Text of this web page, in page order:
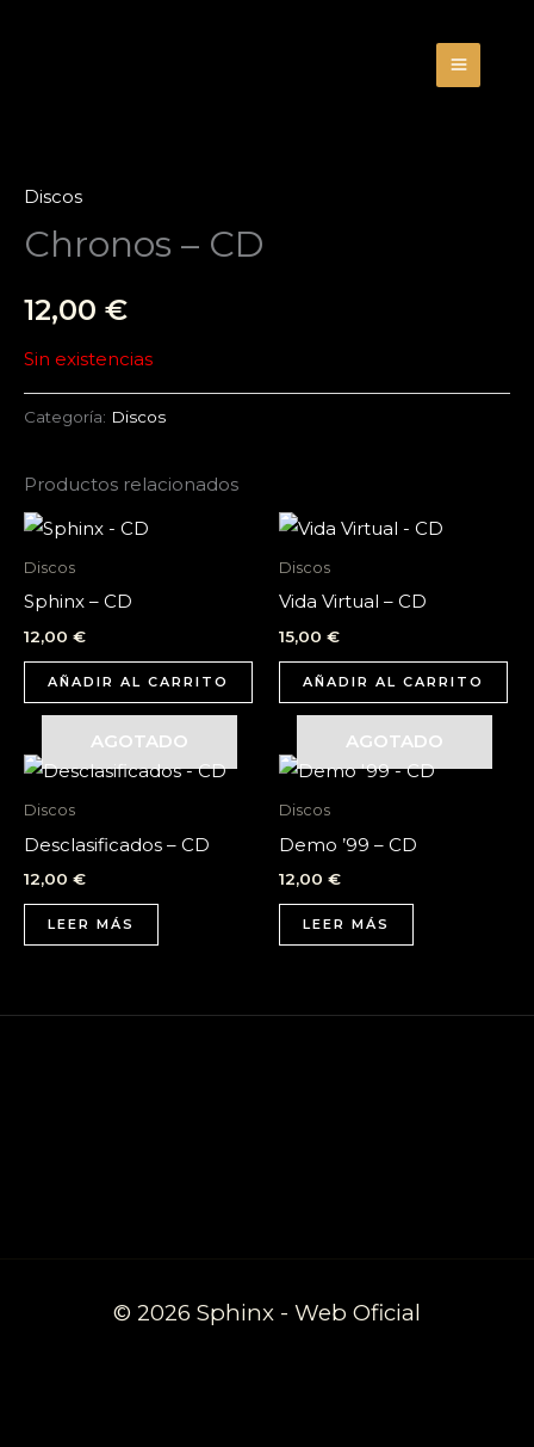
Discos
Chronos – CD
12,00 €
Sin existencias
Categoría: Discos
Productos relacionados
Discos
Sphinx – CD
12,00 €
AÑADIR AL CARRITO
Discos
Vida Virtual – CD
15,00 €
AÑADIR AL CARRITO
AGOTADO
Discos
Desclasificados – CD
12,00 €
LEER MÁS
AGOTADO
Discos
Demo ’99 – CD
12,00 €
LEER MÁS
© 2026 Sphinx - Web Oficial